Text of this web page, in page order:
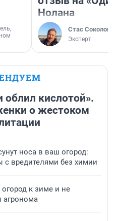
Нолана
Стас Соколов
Эксперт
облил кислотой».
о жестоком
носа в ваш огород:
вредителями без химии
огород к зиме и не
агронома